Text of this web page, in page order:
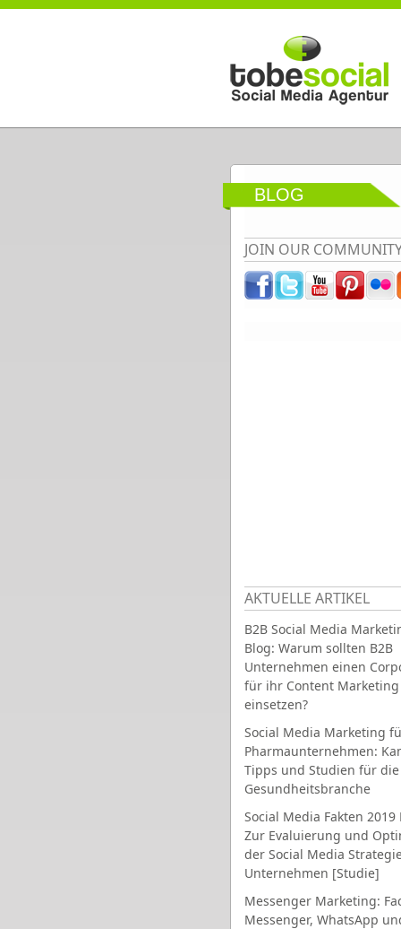
Direkt zum Inhalt
BLOG
JOIN OUR
AKTUELLE ARTIKEL
B2B Social Media
Blog: Warum sollten B2B
Unternehmen einen
für ihr Content Marketing
einsetzen?
Social Media Marketing
Pharmaunternehmen:
Tipps und Studien für die
Gesundheitsbranche
Social Media Fakten 2019
Zur Evaluierung und
der Social Media
Unternehmen [Studie]
Messenger Marketing:
Messenger, WhatsApp